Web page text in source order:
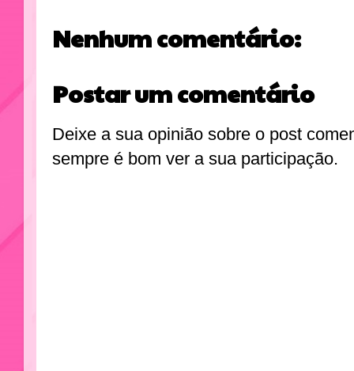
Nenhum comentário:
Postar um comentário
Deixe a sua opinião sobre o post
sempre é bom ver a sua participação.